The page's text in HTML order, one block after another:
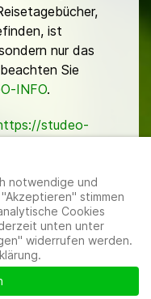
ist
nur das
Sie
INFO.
studeo-
|Cookie-
notwendige und
stimmen
Cookies
unten unter
widerrufen werden.